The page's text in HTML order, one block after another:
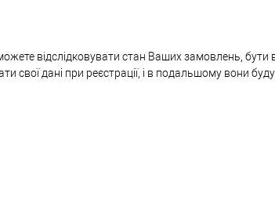
відслідковувати стан Ваших замовлень, бути
свої дані при реєстрації, і в подальшому вони